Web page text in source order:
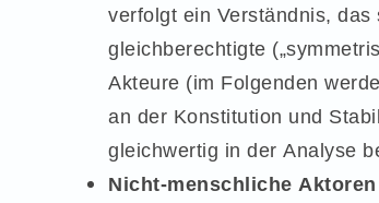
verfolgt ein Verständnis,
gleichberechtigte
Akteure (im Folgenden
an der Konstitution und
gleichwertig in der Analyse
Nicht-menschliche